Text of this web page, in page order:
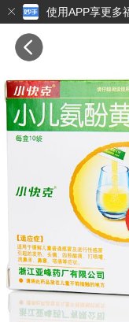
使用APP享更多